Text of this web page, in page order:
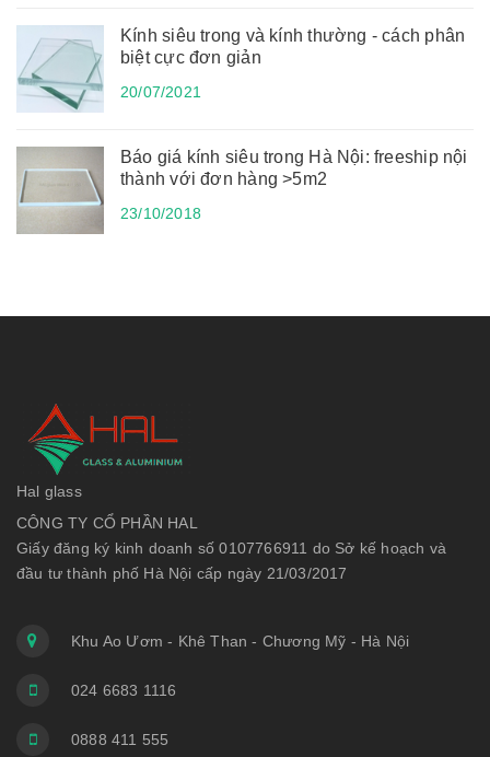
Kính siêu trong và kính thường - cách phân
biệt cực đơn giản
20/07/2021
Báo giá kính siêu trong Hà Nội: freeship nội
thành với đơn hàng >5m2
23/10/2018
Hal glass
CÔNG TY CỔ PHẦN HAL
Giấy đăng ký kinh doanh số 0107766911 do Sở kế hoạch và
đầu tư thành phố Hà Nội cấp ngày 21/03/2017
Khu Ao Ươm - Khê Than - Chương Mỹ - Hà Nội
024 6683 1116
0888 411 555